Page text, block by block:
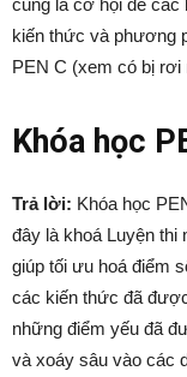
kiến thức và phương
PEN C (xem có bị rơi
Khóa học
Trả lời: Khóa học
đây là khoá Luyện thi
giúp tối ưu hoá điểm
các kiến thức đã
những điểm yếu đã
và xoáy sâu vào các